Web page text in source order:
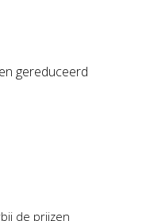
gereduceerd
de prijzen